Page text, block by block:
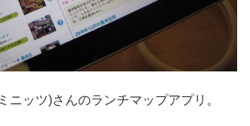
ニッツ)さんのランチマップアプリ。